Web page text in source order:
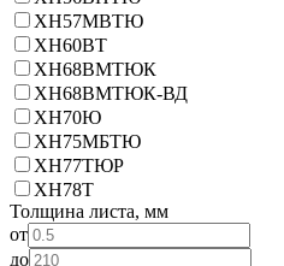
ХН57МВТЮ
ХН60ВТ
ХН68ВМТЮК
ХН68ВМТЮК-ВД
ХН70Ю
ХН75МБТЮ
ХН77ТЮР
ХН78Т
Толщина листа, мм
от
до